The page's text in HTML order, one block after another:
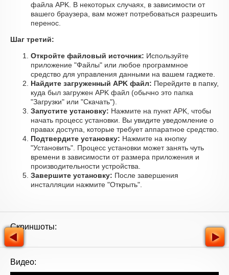
файла APK. В некоторых случаях, в зависимости от
вашего браузера, вам может потребоваться разрешить
перенос.
Шаг третий:
Откройте файловый источник: Используйте
приложение "Файлы" или любое программное
средство для управления данными на вашем гаджете.
Найдите загруженный APK файл: Перейдите в папку,
куда был загружен APK файл (обычно это папка
"Загрузки" или "Скачать").
Запустите установку: Нажмите на пункт APK, чтобы
начать процесс установки. Вы увидите уведомление о
правах доступа, которые требует аппаратное средство.
Подтвердите установку: Нажмите на кнопку
"Установить". Процесс установки может занять чуть
времени в зависимости от размера приложения и
производительности устройства.
Завершите установку: После завершения
инсталляции нажмите "Открыть".
Скриншоты:
Видео: